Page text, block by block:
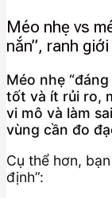
Méo nhẹ vs
nắn”, ranh
Méo nhẹ
tốt và ít rủi ro,
vi mô và làm
vùng cần đo
Cụ thể hơn,
định”: